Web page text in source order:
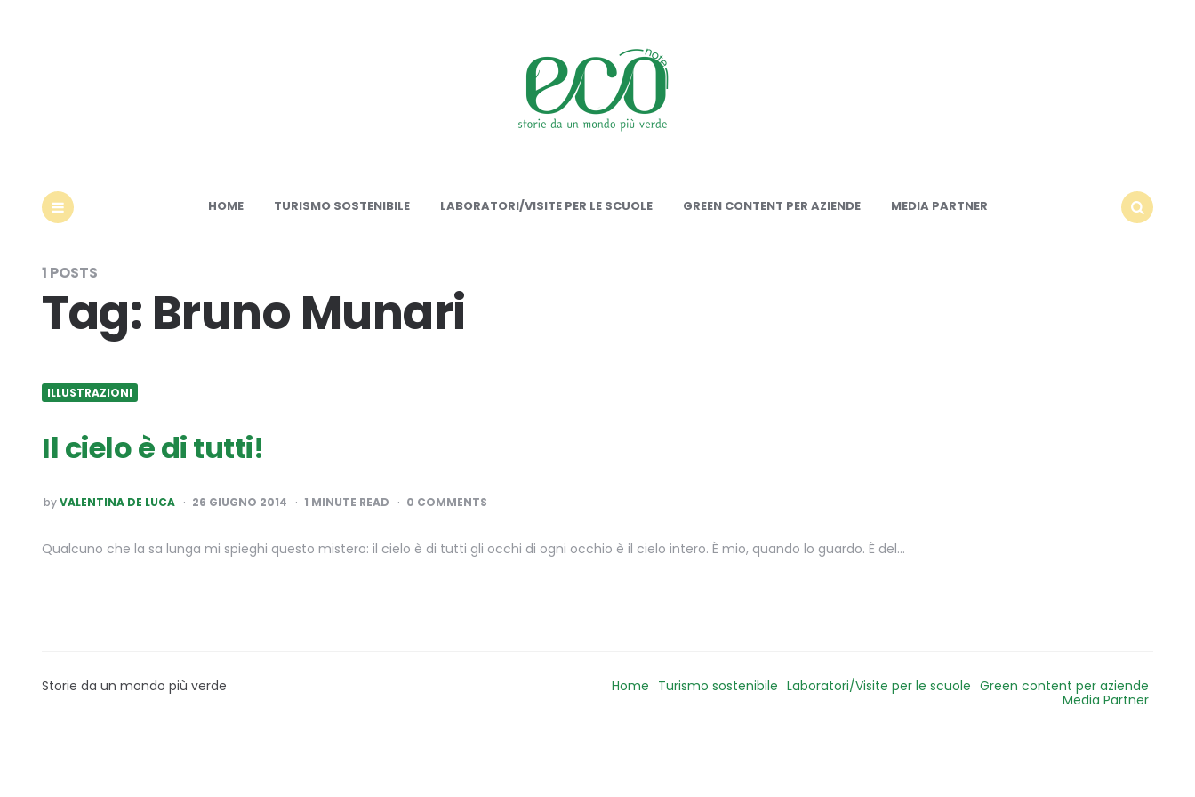
HOME TURISMO SOSTENIBILE LABORATORI/VISITE PER LE SCUOLE GREEN CONTENT PER AZIENDE
MEDIA PARTNER
1 POSTS
Tag: Bruno Munari
ILLUSTRAZIONI
Il cielo è di tutti!
POSTED
BY
byVALENTINA DE LUCA 26 GIUGNO 2014 1 MINUTE READ 0 COMMENTS
Qualcuno che la sa lunga mi spieghi questo mistero: il cielo è di tutti gli occhi di ogni occhio è il cielo intero. È mio, quando lo guardo. È del…
Storie da un mondo più verde Home Turismo sostenibile Laboratori/Visite per le scuole Green content per aziende
Media Partner